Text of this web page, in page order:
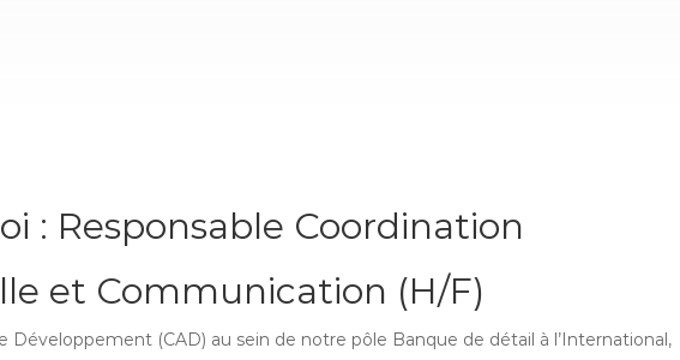
: Responsable Coordination
et Communication (H/F)
Développement (CAD) au sein de notre pôle Banque de détail à l’International,